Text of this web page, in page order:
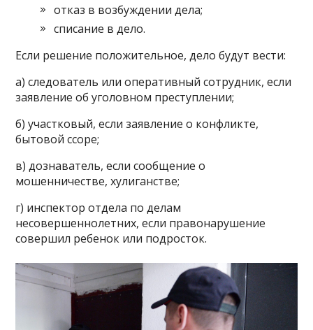
отказ в возбуждении дела;
списание в дело.
Если решение положительное, дело будут вести:
а) следователь или оперативный сотрудник, если
заявление об уголовном преступлении;
б) участковый, если заявление о конфликте,
бытовой ссоре;
в) дознаватель, если сообщение о
мошенничестве, хулиганстве;
г) инспектор отдела по делам
несовершеннолетних, если правонарушение
совершил ребенок или подросток.